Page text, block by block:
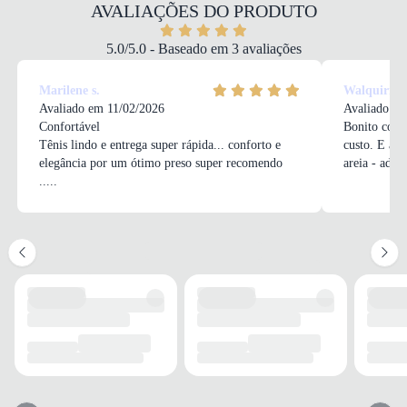
10 mm
Cadarço
SOLADO
MATERIAL
Borracha
AMORTECIMENTO
EVA
FORRO
TECNOLOGIA
AVALIAÇÕES DO PRODUTO
5.0/5.0 - Baseado em 3 avaliações
Marilene s.
Avaliado em 11/02/2026
Confortável
Tênis lindo e entrega super rápida... conforto e
elegância por um ótimo preso super recomendo
.....
Walquiria
Avaliado
Bonito
custo. E a
areia -